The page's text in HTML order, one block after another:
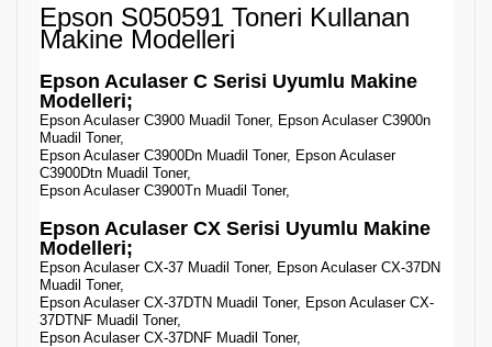
Epson S050591 Toneri Kullanan
Makine Modelleri
Epson Aculaser C Serisi Uyumlu Makine
Modelleri;
Epson Aculaser C3900 Muadil Toner, Epson Aculaser C3900n
Muadil Toner,
Epson Aculaser C3900Dn Muadil Toner, Epson Aculaser
C3900Dtn Muadil Toner,
Epson Aculaser C3900Tn Muadil Toner,
Epson Aculaser CX Serisi Uyumlu Makine
Modelleri;
Epson Aculaser CX-37 Muadil Toner, Epson Aculaser CX-37DN
Muadil Toner,
Epson Aculaser CX-37DTN Muadil Toner, Epson Aculaser CX-
37DTNF Muadil Toner,
Epson Aculaser CX-37DNF Muadil Toner,